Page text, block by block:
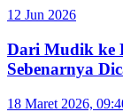
12 Jun 2026
Dari Mudik ke
Sebenarnya
18 Maret 2026,